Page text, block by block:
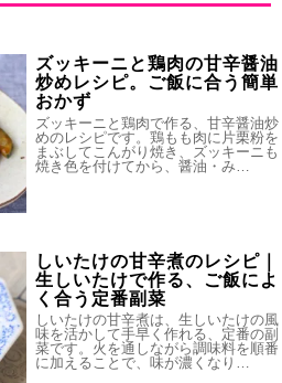
ズッキーニと鶏肉の甘辛醤油
炒めレシピ。ご飯に合う簡単
おかず
ズッキーニと鶏肉で作る、甘辛醤油炒
めのレシピです。鶏もも肉に片栗粉を
まぶしてこんがり焼き、ズッキーニも
焼き色を付けてから、醤油・み…
しいたけの甘辛煮のレシピ｜
生しいたけで作る、ご飯によ
く合う定番副菜
しいたけの甘辛煮は、生しいたけの風
味を活かして手早く作れる、定番の副
菜です。火を通しながら調味料を順番
に加えることで、味が濃くなり…